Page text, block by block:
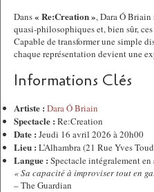
Dans« Re:Creation », Dara Ó Briain
quasi-philosophiques et, bien sûr,
Capable de transformer une simple
chaque représentation devient une
Informations Clés
Artiste : Dara Ó Briain
Spectacle : Re:Creation
Date : Jeudi 16 avril 2026 à 20h00
Lieu : L’Alhambra (21 Rue Yves
Langue : Spectacle intégralement en
« Sa capacité à improviser tout en
– The Guardian